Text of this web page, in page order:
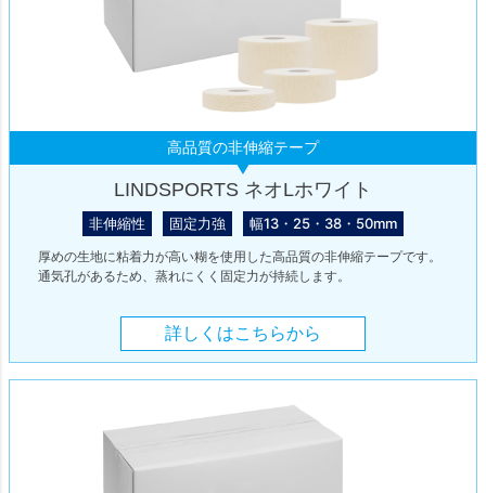
高品質の非伸縮テープ
LINDSPORTS ネオLホワイト
非伸縮性 固定力強 幅13・25・38・50mm
厚めの生地に粘着力が高い糊を使用した高品質の非伸縮テープです。
通気孔があるため、蒸れにくく固定力が持続します。
詳しくはこちらから